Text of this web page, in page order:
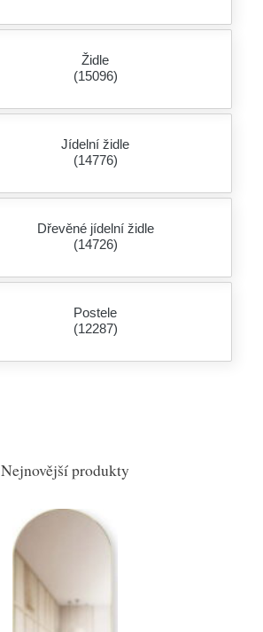
Židle
(15096)
Jídelní židle
(14776)
Dřevěné jídelní židle
(14726)
Postele
(12287)
Nejnovější produkty